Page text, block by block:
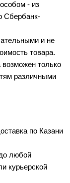
- из
Сбербанк-
и не
товара.
возможен только
различными
по Казани
любой
курьерской